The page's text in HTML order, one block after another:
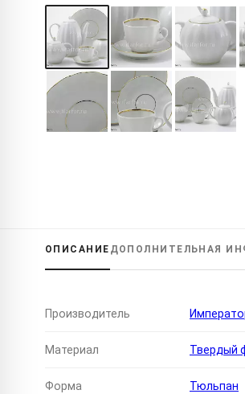
ОПИСАНИЕ ДОПОЛНИТЕЛЬНАЯ
Производитель
Материал Твердый
Форма Тюльпан